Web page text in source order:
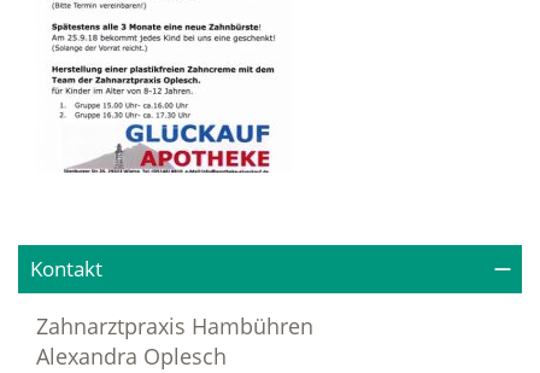
Kontakt
Zahnarztpraxis Hambühren
Alexandra Oplesch